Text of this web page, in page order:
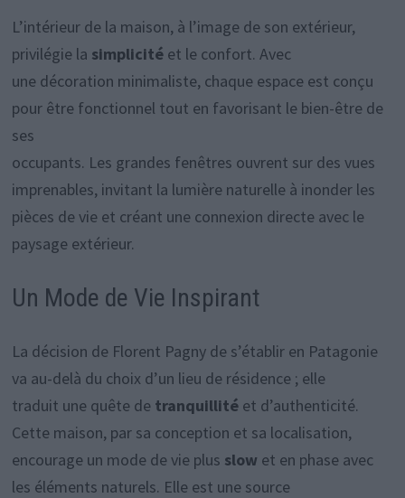
L’intérieur de la maison, à l’image de son extérieur,
privilégie la simplicitéet le confort. Avec
une décoration minimaliste, chaque espace est conçu
pour être fonctionnel tout en favorisant le bien-être de
ses
occupants. Les grandes fenêtres ouvrent sur des vues
imprenables, invitant la lumière naturelle à inonder les
pièces de vie et créant une connexion directe avec le
paysage extérieur.
Un Mode de Vie Inspirant
La décision de Florent Pagny de s’établir en Patagonie
va au-delà du choix d’un lieu de résidence ; elle
traduit une quête de tranquillitéet d’authenticité.
Cette maison, par sa conception et sa localisation,
encourage un mode de vie plus slow et en phase avec
les éléments naturels. Elle est une source